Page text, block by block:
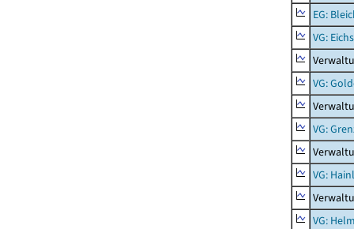
EG:
VG:
VG:
VG:
VG:
VG: